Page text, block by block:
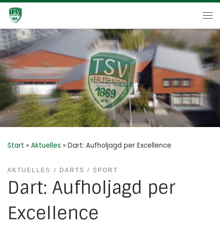
Zum Inhalt springen
Start » Aktuelles » Dart: Aufholjagd per Excellence
AKTUELLES DARTS SPORT
Dart: Aufholjagd per
Excellence